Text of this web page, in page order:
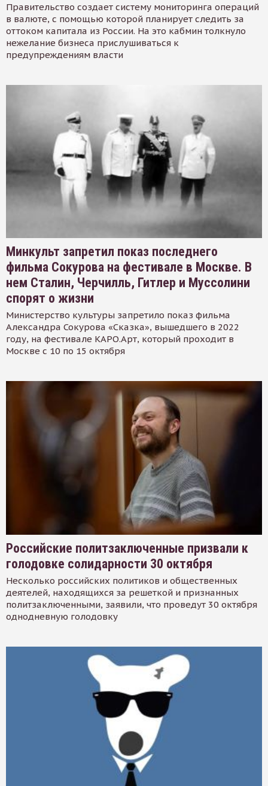
Правительство создает систему мониторинга операций
в валюте, с помощью которой планирует следить за
оттоком капитала из России. На это кабмин толкнуло
нежелание бизнеса прислушиваться к
предупреждениям власти
Минкульт запретил показ последнего
фильма Сокурова на фестивале в Москве. В
нем Сталин, Черчилль, Гитлер и Муссолини
спорят о жизни
Министерство культуры запретило показ фильма
Александра Сокурова «Сказка», вышедшего в 2022
году, на фестивале КАРО.Арт, который проходит в
Москве с 10 по 15 октября
Российские политзаключенные призвали к
голодовке солидарности 30 октября
Несколько российских политиков и общественных
деятелей, находящихся за решеткой и признанных
политзаключенными, заявили, что проведут 30 октября
однодневную голодовку